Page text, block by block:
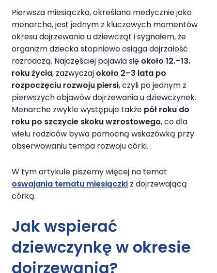
Pierwsza miesiączka, określana medycznie jako
menarche, jest jednym z kluczowych momentów
okresu dojrzewania u dziewcząt i sygnałem, że
organizm dziecka stopniowo osiąga dojrzałość
rozrodczą. Najczęściej pojawia się około 12.–13.
roku życia, zazwyczaj około 2–3 lata po
rozpoczęciu rozwoju piersi, czyli po jednym z
pierwszych objawów dojrzewania u dziewczynek.
Menarche zwykle występuje także pół roku do
roku po szczycie skoku wzrostowego, co dla
wielu rodziców bywa pomocną wskazówką przy
obserwowaniu tempa rozwoju córki.
W tym artykule piszemy więcej na temat
oswajania tematu miesiączki z dojrzewającą
córką.
Jak wspierać
dziewczynkę w okresie
dojrzewania?